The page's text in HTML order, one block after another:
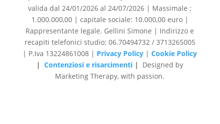
valida dal 24/01/2026 al 24/07/2026 | Massimale :
1.000.000,00 | capitale sociale: 10.000,00 euro |
Rappresentante legale. Gellini Simone | Indirizzo e
recapiti telefonici studio: 06.70494732 / 3713265005
| P.Iva 13224861008 | Privacy Policy |Cookie Policy
| Contenziosi e risarcimenti | Designed by
Marketing Therapy, with passion.